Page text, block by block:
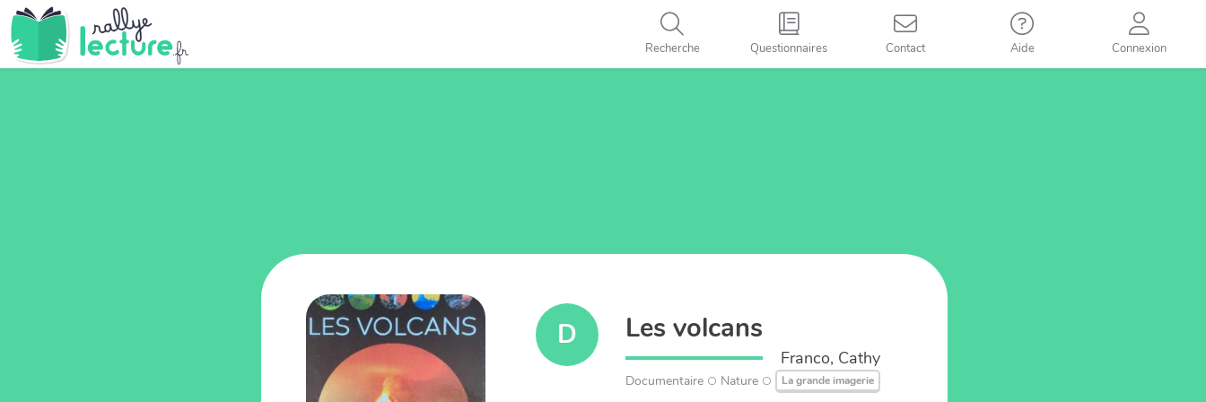
Recherche Questionnaires Contact Aide Connexion
D Les volcans
Franco, Cathy
Documentaire Nature La grande imagerie